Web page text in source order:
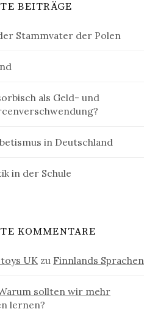
BEITRÄGE
Stammvater der Polen
als Geld- und
in Deutschland
in der Schule
KOMMENTARE
UK zu Finnlands Sprachen
sollten wir mehr
lernen?